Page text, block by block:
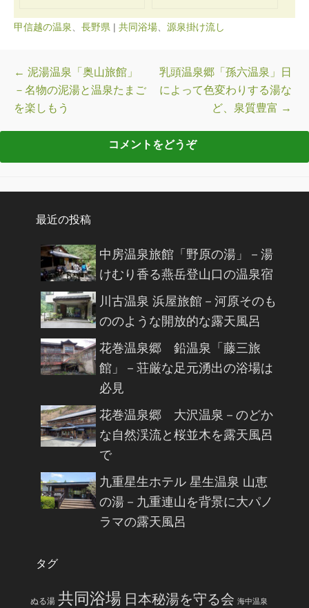
甲信越の温泉 長野県 | 共同浴場 源泉掛け流し
投稿ナビゲーション
← 泥湯温泉「奥山旅館」
－名物の泥湯と温泉たまご
を楽しもう
乳頭温泉郷「孫六温泉」日
によって色変わりする湯な
ど、泉質豊富 →
最近の投稿
中房温泉旅館「野原の湯」－湯
けむり香る燕岳登山口の温泉宿
川古温泉 浜屋旅館－河原そのも
ののような開放的な露天風呂
花巻温泉郷 鉛温泉「藤三旅
館」－荘厳な足元湧出の浴場は
必見
花巻温泉郷 大沢温泉－のどか
な自然渓流と桜並木を露天風呂
で
九重星生ホテル 星生温泉 山恵
の湯－九重連山を背景に大パノ
ラマの露天風呂
タグ
ぬる湯 共同浴場 日本秘湯を守る会 海中温泉